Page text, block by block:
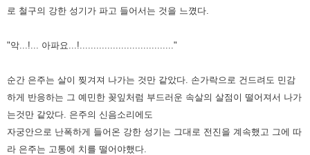
로 철구의 강한 성기가 파고 들어서는 것을 느꼈다.
"악...!... 아파요...!.................................."
순간 은주는 살이 찢겨져 나가는 것만 같았다. 손가락으로 건드려도 민감
하게 반응하는 그 예민한 꽂잎처럼 부드러운 속살의 살점이 떨어져서 나가
는것만 같았다. 은주의 신음소리에도
자궁안으로 난폭하게 들어온 강한 성기는 그대로 전진을 계속했고 그에 따
라 은주는 고통에 치를 떨어야했다.